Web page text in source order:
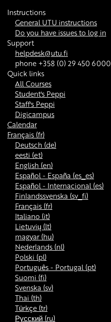
Instructions
General UTU instructions
Do you have issues to log in
Support
helpdesk@utu.fi
phone +358 (0) 29 450 6000
Quick links
All Courses
Student's Peppi
Staff's Peppi
Digicampus
Calendar
Français ‎(fr)‎
Deutsch ‎(de)‎
eesti ‎(et)‎
English ‎(en)‎
Español - España ‎(es_es)‎
Español - Internacional ‎(es)‎
Finlandssvenska ‎(sv_fi)‎
Français ‎(fr)‎
Italiano ‎(it)‎
Lietuvių ‎(lt)‎
magyar ‎(hu)‎
Nederlands ‎(nl)‎
Polski ‎(pl)‎
Português - Portugal ‎(pt)‎
Suomi ‎(fi)‎
Svenska ‎(sv)‎
Thai ‎(th)‎
Türkçe ‎(tr)‎
Русский ‎(ru)‎